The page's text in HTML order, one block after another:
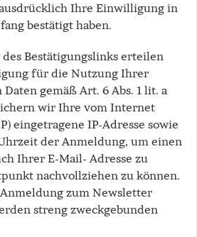
Ihre Einwilligung in
bestätigt haben.
Bestätigungslinks erteilen
für die Nutzung Ihrer
gemäß Art. 6 Abs. 1 lit. a
wir Ihre vom Internet
eingetragene IP-Adresse sowie
der Anmeldung, um einen
Ihrer E-Mail- Adresse zu
nachvollziehen zu können.
zum Newsletter
streng zweckgebunden